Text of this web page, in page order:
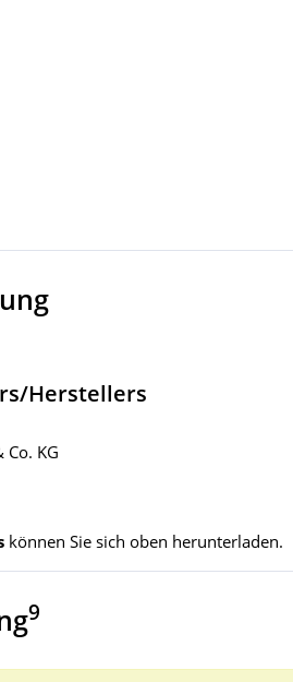
Herstellers
KG
können Sie sich oben herunterladen.
9